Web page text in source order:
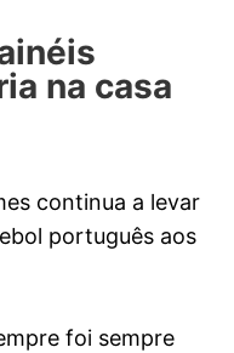
na casa
continua a levar
português aos
foi sempre